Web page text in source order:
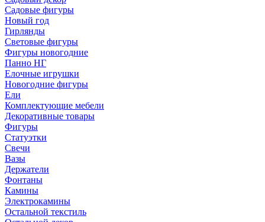
Садовые фигуры
Новый год
Гирлянды
Световые фигуры
Фигуры новогодние
Панно НГ
Елочные игрушки
Новогодние фигуры
Ели
Комплектующие мебели
Декоративные товары
Фигуры
Статуэтки
Свечи
Вазы
Держатели
Фонтаны
Камины
Электрокамины
Остальной текстиль